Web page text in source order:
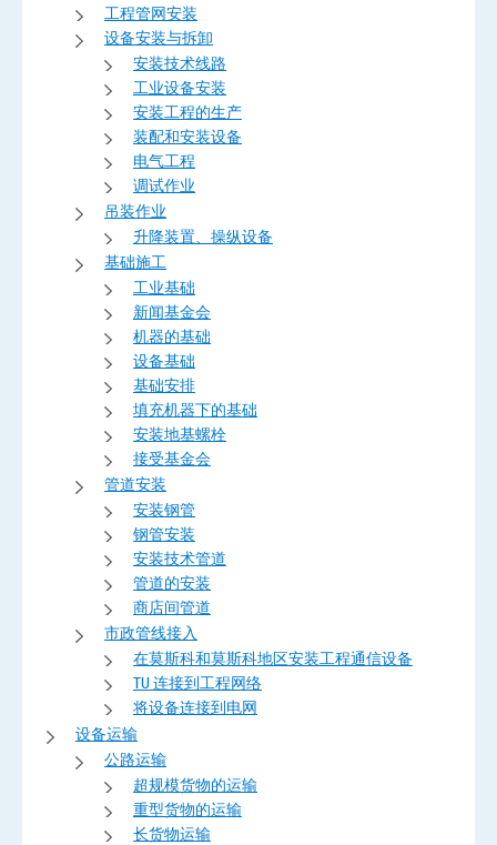
工程管网安装
设备安装与拆卸
安装技术线路
工业设备安装
安装工程的生产
装配和安装设备
电气工程
调试作业
吊装作业
升降装置、操纵设备
基础施工
工业基础
新闻基金会
机器的基础
设备基础
基础安排
填充机器下的基础
安装地基螺栓
接受基金会
管道安装
安装钢管
钢管安装
安装技术管道
管道的安装
商店间管道
市政管线接入
在莫斯科和莫斯科地区安装工程通信设备
TU 连接到工程网络
将设备连接到电网
设备运输
公路运输
超规模货物的运输
重型货物的运输
长货物运输